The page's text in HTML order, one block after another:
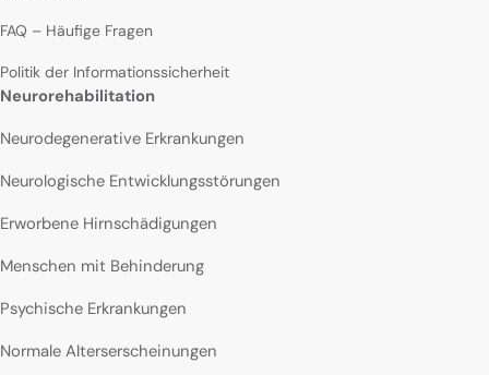
FAQ – Häufige Fragen
Politik der Informationssicherheit
Neurorehabilitation
Neurodegenerative Erkrankungen
Neurologische Entwicklungsstörungen
Erworbene Hirnschädigungen
Menschen mit Behinderung
Psychische Erkrankungen
Normale Alterserscheinungen